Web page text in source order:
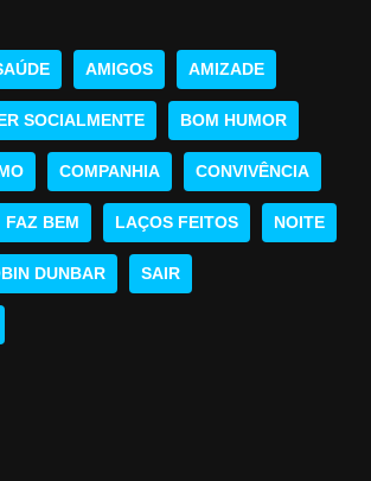
AMIGOS AMIZADE
SOCIALMENTE BOM HUMOR
COMPANHIA CONVIVÊNCIA
FAZ BEM LAÇOS FEITOS NOITE
DUNBAR SAIR